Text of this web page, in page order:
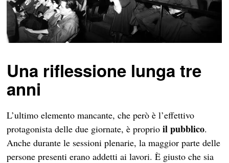
Una riflessione lunga tre
anni
L’ultimo elemento mancante, che però è l’effettivo
protagonista delle due giornate, è proprioil pubblico.
Anche durante le sessioni plenarie, la maggior parte delle
persone presenti erano addetti ai lavori. È giusto che sia